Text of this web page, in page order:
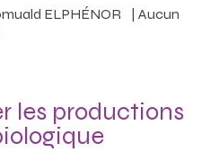
ELPHÉNOR
| Aucun
les productions